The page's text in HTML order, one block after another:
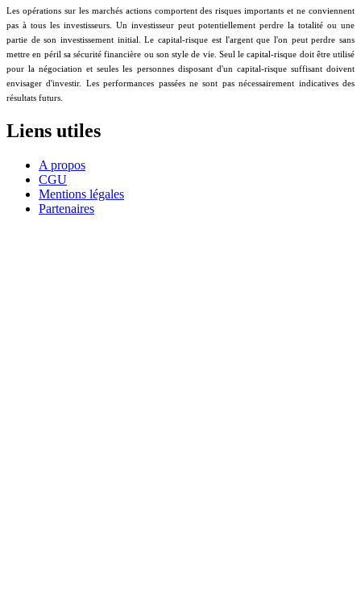
Les opérations sur les marchés actions comportent des risques importants et ne conviennent
pas à tous les investisseurs. Un investisseur peut potentiellement perdre la totalité ou une
partie de son investissement initial. Le capital-risque est l'argent que l'on peut perdre sans
mettre en péril sa sécurité financière ou son style de vie. Seul le capital-risque doit être utilisé
pour la négociation et seules les personnes disposant d'un capital-risque suffisant doivent
envisager d'investir. Les performances passées ne sont pas nécessairement indicatives des
résultats futurs.
Liens utiles
A propos
CGU
Mentions légales
Partenaires